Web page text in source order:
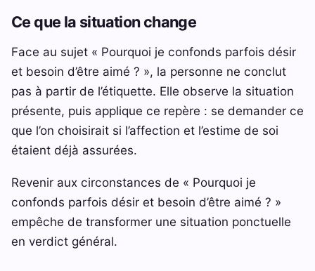
Ce que la situation change
Face au sujet « Pourquoi je confonds parfois désir
et besoin d’être aimé ? », la personne ne conclut
pas à partir de l’étiquette. Elle observe la situation
présente, puis applique ce repère : se demander ce
que l’on choisirait si l’affection et l’estime de soi
étaient déjà assurées.
Revenir aux circonstances de « Pourquoi je
confonds parfois désir et besoin d’être aimé ? »
empêche de transformer une situation ponctuelle
en verdict général.